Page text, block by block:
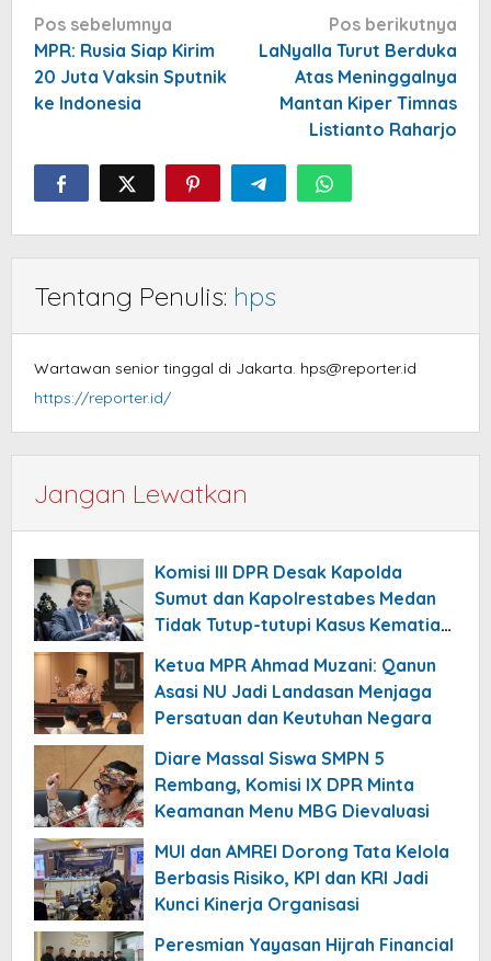
Navigasi
pos
Pos sebelumnya
MPR: Rusia Siap Kirim
20 Juta Vaksin Sputnik
ke Indonesia
Pos berikutnya
LaNyalla Turut Berduka
Atas Meninggalnya
Mantan Kiper Timnas
Listianto Raharjo
Tentang Penulis: hps
Wartawan senior tinggal di Jakarta. hps@reporter.id
https://reporter.id/
Jangan Lewatkan
Komisi III DPR Desak Kapolda
Sumut dan Kapolrestabes Medan
Tidak Tutup-tutupi Kasus Kematian
Ketua MPR Ahmad Muzani: Qanun
Asasi NU Jadi Landasan Menjaga
Persatuan dan Keutuhan Negara
Diare Massal Siswa SMPN 5
Rembang, Komisi IX DPR Minta
Keamanan Menu MBG Dievaluasi
MUI dan AMREI Dorong Tata Kelola
Berbasis Risiko, KPI dan KRI Jadi
Kunci Kinerja Organisasi
Peresmian Yayasan Hijrah Financial